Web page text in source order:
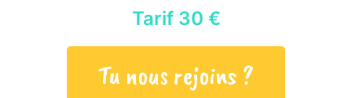
Tarif 30 €
Tu nous rejoins ?